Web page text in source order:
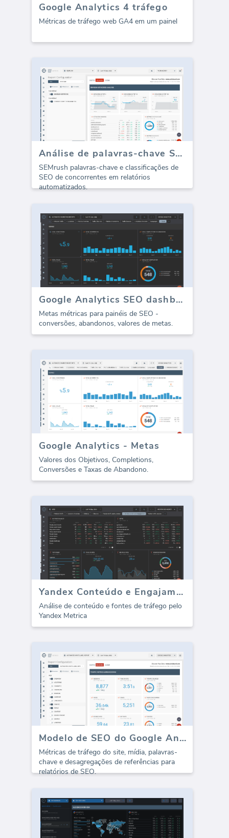
Google Analytics 4 tráfego
Métricas de tráfego web GA4 em um painel
Análise de palavras-chave SEMrush (Relatório)
SEMrush palavras-chave e classificações de
SEO de concorrentes em relatórios
automatizados.
Google Analytics SEO dashboard - Metas
Metas métricas para painéis de SEO -
conversões, abandonos, valores de metas.
Google Analytics - Metas
Valores dos Objetivos, Completions,
Conversões e Taxas de Abandono.
Yandex Conteúdo e Engajamento
Análise de conteúdo e fontes de tráfego pelo
Yandex Metrica
Modelo de SEO do Google Analytics (Relatório)
Métricas de tráfego do site, mídia, palavras-
chave e desagregações de referências para
relatórios de SEO.